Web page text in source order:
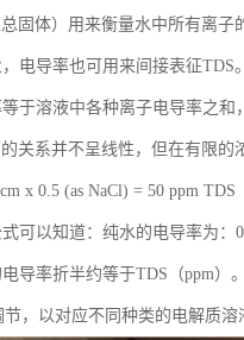
固体）用来衡量水中所有离子
电导率也可用来间接表征TDS。
于溶液中各种离子电导率之和
关系并不呈线性，但在有限的
x 0.5 (as NaCl) = 50 ppm TDS
可以知道：纯水的电导率为：
导率折半约等于TDS（ppm）
，以对应不同种类的电解质溶